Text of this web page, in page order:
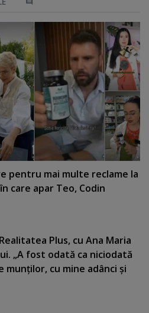
pentru mai multe reclame la
care apar Teo, Codin
Plus, cu Ana Maria
„A fost odată ca niciodată
munţilor, cu mine adânci şi